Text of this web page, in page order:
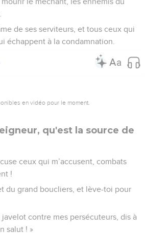
de ses serviteurs, et tous ceux qui
échappent à la condamnation.
en vidéo pour le moment.
qu'est la source de
ceux qui m’accusent, combats
!
du grand boucliers, et lève-toi pour
contre mes persécuteurs, dis à
salut ! »